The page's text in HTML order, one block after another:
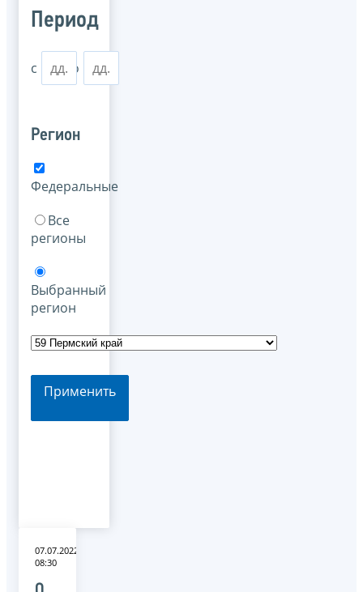
Период
с по
Регион
Федеральные
Все
регионы
Выбранный
регион
Применить
07.07.2022
08:30